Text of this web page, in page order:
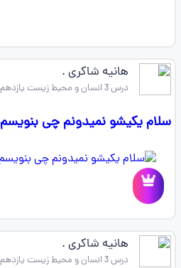
هانیه شاکری .
درس 3 انسان و محیط زیست یازدهم
سلام یکیشو نمیدونم چی بنویسم
هانیه شاکری .
درس 3 انسان و محیط زیست یازدهم